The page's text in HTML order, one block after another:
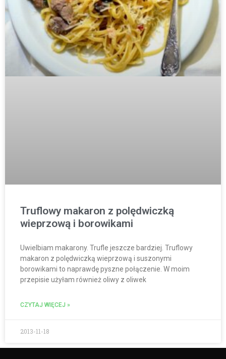
Truflowy makaron z polędwiczką
wieprzową i borowikami
Uwielbiam makarony. Trufle jeszcze bardziej. Truflowy
makaron z polędwiczką wieprzową i suszonymi
borowikami to naprawdę pyszne połączenie. W moim
przepisie użyłam również oliwy z oliwek
CZYTAJ WIĘCEJ »
2013-11-18